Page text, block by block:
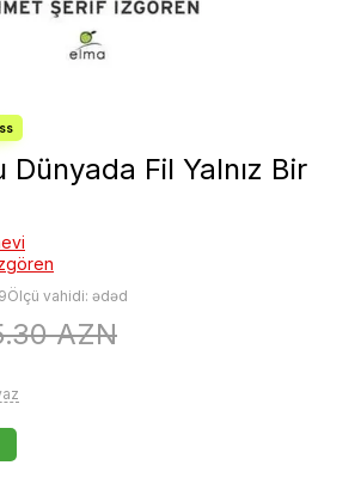
Fil Yalnız Bir
Ölçü vahidi: ədəd
AZN